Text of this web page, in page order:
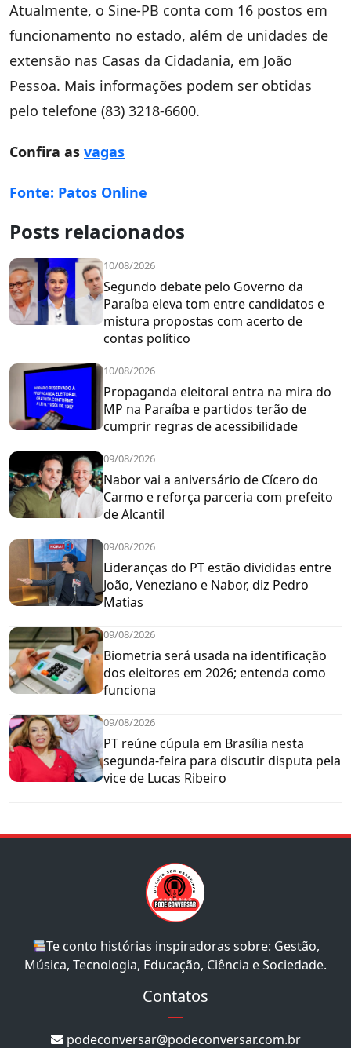
Atualmente, o Sine-PB conta com 16 postos em
funcionamento no estado, além de unidades de
extensão nas Casas da Cidadania, em João
Pessoa. Mais informações podem ser obtidas
pelo telefone (83) 3218-6600.
Confira as vagas
Fonte: Patos Online
Posts relacionados
10/08/2026
Segundo debate pelo Governo da
Paraíba eleva tom entre candidatos e
mistura propostas com acerto de
contas político
10/08/2026
Propaganda eleitoral entra na mira do
MP na Paraíba e partidos terão de
cumprir regras de acessibilidade
09/08/2026
Nabor vai a aniversário de Cícero do
Carmo e reforça parceria com prefeito
de Alcantil
09/08/2026
Lideranças do PT estão divididas entre
João, Veneziano e Nabor, diz Pedro
Matias
09/08/2026
Biometria será usada na identificação
dos eleitores em 2026; entenda como
funciona
09/08/2026
PT reúne cúpula em Brasília nesta
segunda-feira para discutir disputa pela
vice de Lucas Ribeiro
Te conto histórias inspiradoras sobre: Gestão,
Música, Tecnologia, Educação, Ciência e Sociedade.
Contatos
podeconversar@podeconversar.com.br